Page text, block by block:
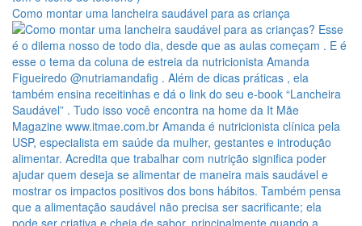
Como montar uma lancheira saudável para as criança